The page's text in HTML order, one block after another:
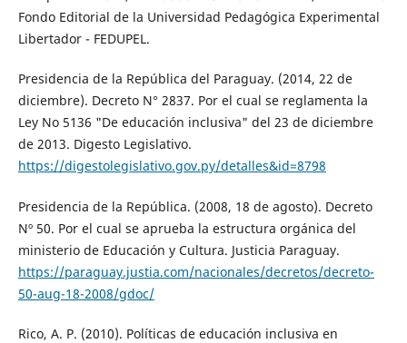
Fondo Editorial de la Universidad Pedagógica Experimental
Libertador - FEDUPEL.
Presidencia de la República del Paraguay. (2014, 22 de
diciembre). Decreto N° 2837. Por el cual se reglamenta la
Ley No 5136 "De educación inclusiva" del 23 de diciembre
de 2013. Digesto Legislativo.
https://digestolegislativo.gov.py/detalles&id=8798
Presidencia de la República. (2008, 18 de agosto). Decreto
Nº 50. Por el cual se aprueba la estructura orgánica del
ministerio de Educación y Cultura. Justicia Paraguay.
https://paraguay.justia.com/nacionales/decretos/decreto-
50-aug-18-2008/gdoc/
Rico, A. P. (2010). Políticas de educación inclusiva en